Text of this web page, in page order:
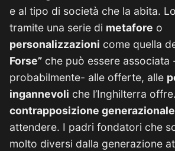
e al tipo di società che la abita.
tramite una serie di metafore o
personalizzazioni come quella
Forse” che può essere associata
probabilmente- alle offerte, alle
ingannevoli che l’Inghilterra
contrapposizione generazionale
attendere. I padri fondatori che
molto diversi dalla generazione